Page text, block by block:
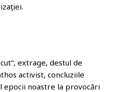
extrage, destul de
activist, concluziile
epocii noastre la provocări